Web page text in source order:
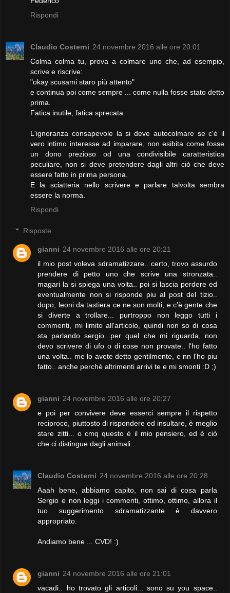
Rispondi
Claudio Costerni 24 novembre 2016 alle ore 20:01
Colma colma tu, prova a colmare uno che, ad esempio,
scrive e riscrive:
"okay scusami staro più attento"
e continua poi come sempre ... come nulla fosse stato detto
prima.
Fatica inutile, fatica sprecata.
L'ignoranza consapevole la si deve autocolmare se c'è il
vero intimo interesse ad imparare, non esibita come fosse
un dono prezioso od una condivisibile caratteristica
peculiare, non si deve pretendere dagli altri ciò che deve
essere fatto in prima persona.
E la sciatteria nello scrivere e parlare talvolta sembra
essere la norma.
Rispondi
Risposte
gianni 24 novembre 2016 alle ore 20:21
il mio post voleva sdramatizzare.. certo, trovo assurdo
prendere di petto uno che scrive una stronzata..
magari la si spiega una volta.. poi si lascia perdere ed
eventualmente non si risponde piu al post del tizio..
dopo, leoni da tastiera ce ne son molti, e c'è gente che
si diverte a trollare... purtroppo non leggo tutti i
commenti, mi limito all'articolo, quindi non so di cosa
sta parlando sergio...per quel che mi riguarda, non
devo scrivere di ufo o di cose non provate.. l'ho fatto
una volta.. me lo avete detto gentilmente, e nn l'ho piu
fatto.. anche perchè altrimenti arrivi te e mi smonti :D ;)
gianni 24 novembre 2016 alle ore 20:27
e poi per convivere deve esserci sempre il rispetto
reciproco, piuttosto di rispondere ed insultare, è meglio
stare zitti... o cmq questo è il mio pensiero, ed è ciò
che ci distingue dagli animali...
Claudio Costerni 24 novembre 2016 alle ore 20:28
Aaah bene, abbiamo capito, non sai di cosa parla
Sergio e non leggi i commenti, ottimo, ottimo, allora il
tuo suggerimento sdramatizzante è davvero
appropriato.
Andiamo bene ... CVD! :)
gianni 24 novembre 2016 alle ore 21:01
vacadi.. ho trovato gli articoli... sono su you space..